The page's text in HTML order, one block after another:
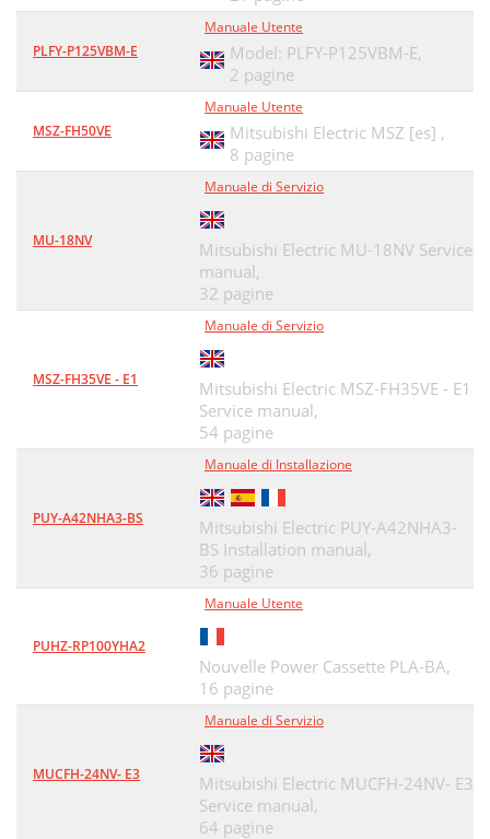
PLFY-P125VBM-E
Manuale Utente
Model: PLFY-P125VBM-E,
2 pagine
MSZ-FH50VE
Manuale Utente
Mitsubishi Electric MSZ [es] ,
8 pagine
MU-18NV
Manuale di Servizio
Mitsubishi Electric MU-18NV Service
manual,
32 pagine
MSZ-FH35VE - E1
Manuale di Servizio
Mitsubishi Electric MSZ-FH35VE - E1
Service manual,
54 pagine
PUY-A42NHA3-BS
Manuale di Installazione
Mitsubishi Electric PUY-A42NHA3-
BS Installation manual,
36 pagine
PUHZ-RP100YHA2
Manuale Utente
Nouvelle Power Cassette PLA-BA,
16 pagine
MUCFH-24NV- E3
Manuale di Servizio
Mitsubishi Electric MUCFH-24NV- E3
Service manual,
64 pagine